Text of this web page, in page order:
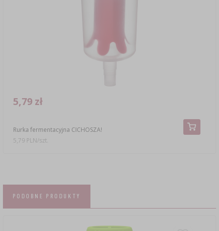
Rurka fermentacyjna CICHOSZA!
5,79 zł
5,79 PLN/szt.
PODOBNE PRODUKTY